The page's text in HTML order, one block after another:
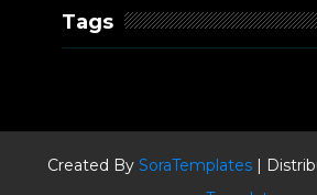
Tags
Created BySoraTemplates |